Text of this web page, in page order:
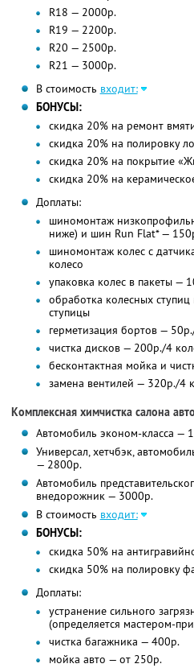
R18 — 2000р.
R19 — 2200р.
R20 — 2500р.
R21 — 3000р.
В стоимость входит:
БОНУСЫ:
скидка 20% на ремонт
скидка 20% на полировку
скидка 20% на покрытие
скидка 20% на
Доплаты:
шиномонтаж
ниже) и шин Run Flаt* —
шиномонтаж колес с
колесо
упаковка колес в пакеты —
обработка колесных
ступицы
герметизация бортов —
чистка дисков — 200р./4
бесконтактная мойка и
замена вентилей — 320р./4
Комплексная химчистка салона
Автомобиль эконом-класса —
Универсал, хетчбэк,
— 2800р.
Автомобиль
внедорожник — 3000р.
В стоимость входит:
БОНУСЫ:
скидка 50% на
скидка 50% на полировку
Доплаты:
устранение сильного
(определяется мастером-
чистка багажника — 400р.
мойка авто — от 250р.